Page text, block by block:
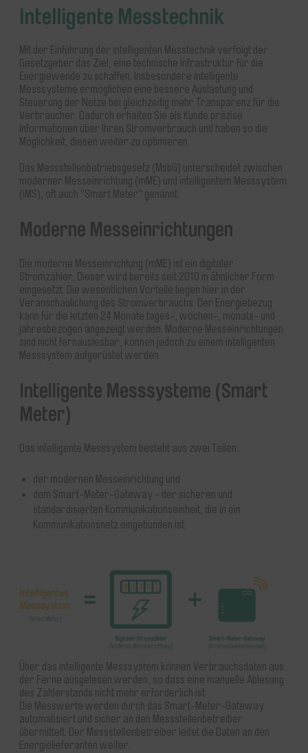
Intelligente Messtechnik
Mit der Einführung der intelligenten Messtechnik verfolgt der
Gesetzgeber das Ziel, eine technische Infrastruktur für die
Energiewende zu schaffen. Insbesondere intelligente
Messsysteme ermöglichen eine bessere Auslastung und
Steuerung der Netze bei gleichzeitig mehr Transparenz für die
Verbraucher. Dadurch erhalten Sie als Kunde präzise
Informationen über Ihren Stromverbrauch und haben so die
Möglichkeit, diesen weiter zu optimieren.
Das Messstellenbetriebsgesetz (MsbG) unterscheidet zwischen
moderner Messeinrichtung (mME) und intelligentem Messsystem
(iMS), oft auch "Smart Meter" genannt.
Moderne Messeinrichtungen
Die moderne Messeinrichtung (mME) ist ein digitaler
Stromzähler. Dieser wird bereits seit 2010 in ähnlicher Form
eingesetzt. Die wesentlichen Vorteile liegen hier in der
Veranschaulichung des Stromverbrauchs. Der Energiebezug
kann für die letzten 24 Monate tages-, wochen-, monats- und
jahresbezogen angezeigt werden. Moderne Messeinrichtungen
sind nicht fernauslesbar, können jedoch zu einem intelligenten
Messsystem aufgerüstet werden.
Intelligente Messsysteme (Smart
Meter)
Das intelligente Messsystem besteht aus zwei Teilen:
der modernen Messeinrichtung und
dem Smart-Meter-Gateway - der sicheren und
standardisierten Kommunikationseinheit, die in ein
Kommunikationsnetz eingebunden ist.
Über das intelligente Messsystem können Verbrauchsdaten aus
der Ferne ausgelesen werden, so dass eine manuelle Ablesung
des Zählerstands nicht mehr erforderlich ist.
Die Messwerte werden durch das Smart-Meter-Gateway
automatisiert und sicher an den Messstellenbetreiber
übermittelt. Der Messstellenbetreiber leitet die Daten an den
Energielieferanten weiter.